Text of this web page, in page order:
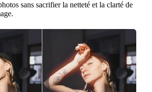
sans sacrifier la netteté et la clarté de